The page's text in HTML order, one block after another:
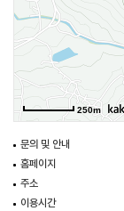
캠핑장이다.
250m
문의 및 안내
홈페이지
주소
이용시간